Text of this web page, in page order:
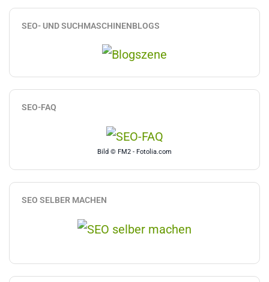
SEO- UND SUCHMASCHINENBLOGS
SEO-FAQ
Bild © FM2 - Fotolia.com
SEO SELBER MACHEN